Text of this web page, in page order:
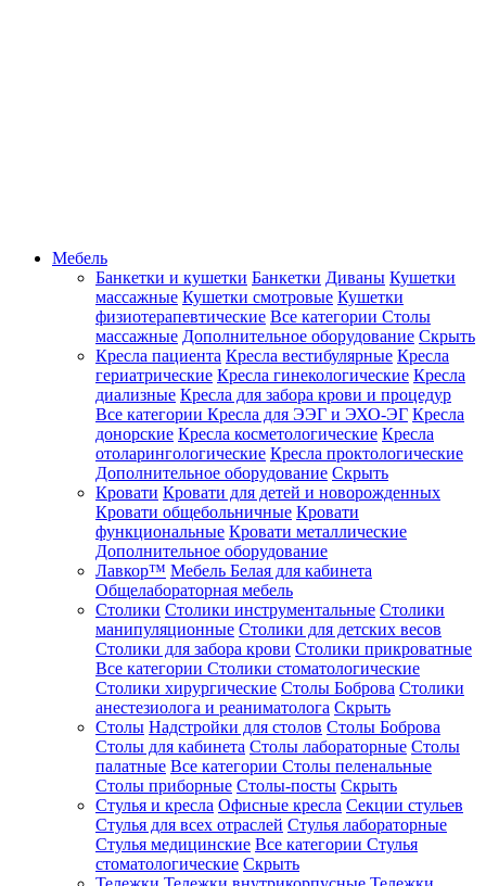
Мебель
Банкетки и кушетки Банкетки Диваны Кушетки
массажные Кушетки смотровые Кушетки
физиотерапевтические Все категории Столы
массажные Дополнительное оборудование Скрыть
Кресла пациента Кресла вестибулярные Кресла
гериатрические Кресла гинекологические Кресла
диализные Кресла для забора крови и процедур
Все категории Кресла для ЭЭГ и ЭХО-ЭГ Кресла
донорские Кресла косметологические Кресла
отоларингологические Кресла проктологические
Дополнительное оборудование Скрыть
Кровати Кровати для детей и новорожденных
Кровати общебольничные Кровати
функциональные Кровати металлические
Дополнительное оборудование
Лавкор™ Мебель Белая для кабинета
Общелабораторная мебель
Столики Столики инструментальные Столики
манипуляционные Столики для детских весов
Столики для забора крови Столики прикроватные
Все категории Столики стоматологические
Столики хирургические Столы Боброва Столики
анестезиолога и реаниматолога Скрыть
Столы Надстройки для столов Столы Боброва
Столы для кабинета Столы лабораторные Столы
палатные Все категории Столы пеленальные
Столы приборные Столы-посты Скрыть
Стулья и кресла Офисные кресла Секции стульев
Стулья для всех отраслей Стулья лабораторные
Стулья медицинские Все категории Стулья
стоматологические Скрыть